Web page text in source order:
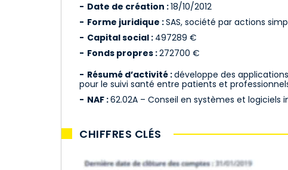
Date de création :18/10/2012
Forme juridique :SAS, société par actions
Capital social : 497289 €
Fonds propres :272700 €
Résumé d’activité :développe des
pour le suivi santé entre patients et
NAF :62.02A – Conseil en systèmes et logiciels
CHIFFRES CLÉS